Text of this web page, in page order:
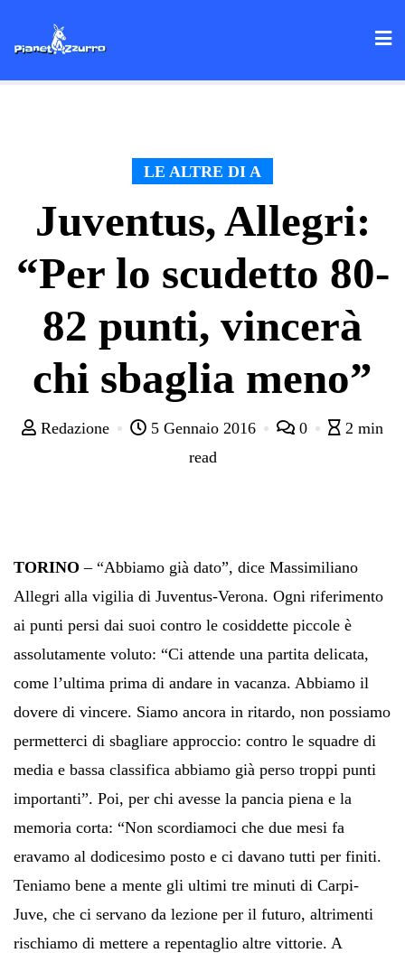
LE ALTRE DI A
Juventus, Allegri:
“Per lo scudetto 80-
82 punti, vincerà
chi sbaglia meno”
Redazione 5 Gennaio 2016 0
2 min
read
TORINO– “Abbiamo già dato”, dice Massimiliano
Allegri alla vigilia di Juventus-Verona. Ogni riferimento
ai punti persi dai suoi contro le cosiddette piccole è
assolutamente voluto: “Ci attende una partita delicata,
come l’ultima prima di andare in vacanza. Abbiamo il
dovere di vincere. Siamo ancora in ritardo, non possiamo
permetterci di sbagliare approccio: contro le squadre di
media e bassa classifica abbiamo già perso troppi punti
importanti”. Poi, per chi avesse la pancia piena e la
memoria corta: “Non scordiamoci che due mesi fa
eravamo al dodicesimo posto e ci davano tutti per finiti.
Teniamo bene a mente gli ultimi tre minuti di Carpi-
Juve, che ci servano da lezione per il futuro, altrimenti
rischiamo di mettere a repentaglio altre vittorie. A